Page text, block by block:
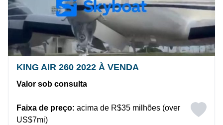
KING AIR 260 2022 À VENDA
Valor sob consulta
Faixa de preço: acima de R$35 milhões (over
US$7mi)